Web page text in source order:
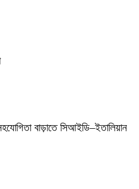
বাড়াতে সিআইডি–ইতালিয়ান